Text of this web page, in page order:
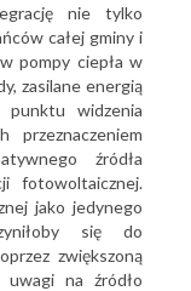
nie tylko
całej gminy i
pompy ciepła w
zasilane energią
widzenia
źródła
fotowoltaicznej.
jako jedynego
się do
zwiększoną
uwagi na źródło